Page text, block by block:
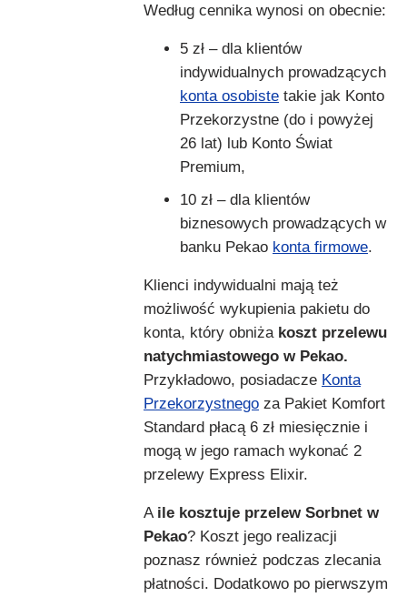
Według cennika wynosi on obecnie:
5 zł – dla klientów
indywidualnych prowadzących
konta osobiste takie jak Konto
Przekorzystne (do i powyżej
26 lat) lub Konto Świat
Premium,
10 zł – dla klientów
biznesowych prowadzących w
banku Pekao konta firmowe.
Klienci indywidualni mają też
możliwość wykupienia pakietu do
konta, który obniża koszt przelewu
natychmiastowego w Pekao.
Przykładowo, posiadacze Konta
Przekorzystnego za Pakiet Komfort
Standard płacą 6 zł miesięcznie i
mogą w jego ramach wykonać 2
przelewy Express Elixir.
A ile kosztuje przelew Sorbnet w
Pekao? Koszt jego realizacji
poznasz również podczas zlecania
płatności. Dodatkowo po pierwszym